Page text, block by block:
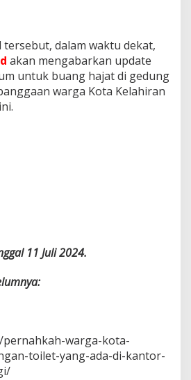
tersebut, dalam waktu dekat,
akan mengabarkan update
untuk buang hajat di gedung
warga Kota Kelahiran
11 Juli 2024.
warga-kota-
toilet-yang-ada-di-kantor-